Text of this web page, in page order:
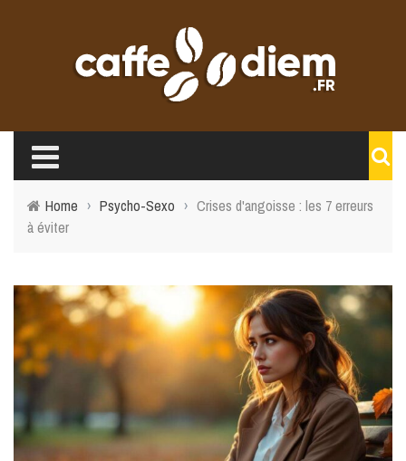
Home › Psycho-Sexo › Crises d'angoisse : les 7 erreurs
à éviter